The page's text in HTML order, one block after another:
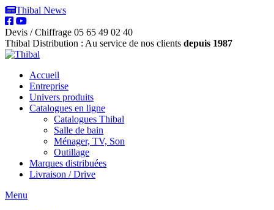
Thibal News
Devis / Chiffrage 05 65 49 02 40
Thibal Distribution : Au service de nos clients depuis 1987
Accueil
Entreprise
Univers produits
Catalogues en ligne
Catalogues Thibal
Salle de bain
Ménager, TV, Son
Outillage
Marques distribuées
Livraison / Drive
Menu